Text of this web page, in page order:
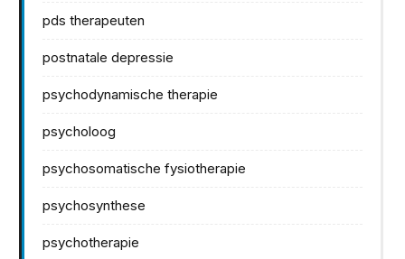
pds therapeuten
postnatale depressie
psychodynamische therapie
psycholoog
psychosomatische fysiotherapie
psychosynthese
psychotherapie